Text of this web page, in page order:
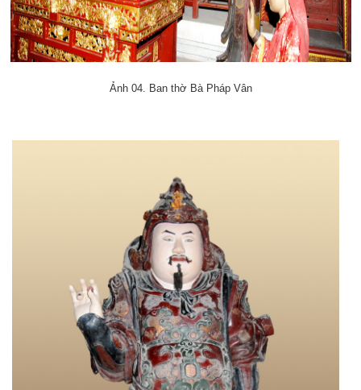
Ảnh 04. Ban thờ Bà Pháp Vân